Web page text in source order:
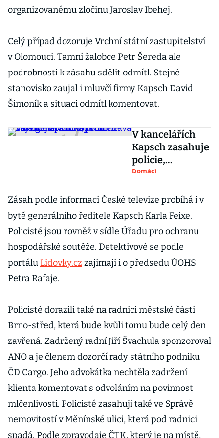
organizovanému zločinu Jaroslav Ibehej.
Celý případ dozoruje Vrchní státní zastupitelství
v Olomouci. Tamní žalobce Petr Šereda ale
podrobnosti k zásahu sdělit odmítl. Stejné
stanovisko zaujal i mluvčí firmy Kapsch David
Šimoník a situaci odmítl komentovat.
V kancelářích
Kapsch zasahuje
policie,
prohledává i byt
ředitele
Domácí
Zásah podle informací České televize probíhá i v
bytě generálního ředitele Kapsch Karla Feixe.
Policisté jsou rovněž v sídle Úřadu pro ochranu
hospodářské soutěže. Detektivové se podle
portálu Lidovky.cz zajímají i o předsedu ÚOHS
Petra Rafaje.
Policisté dorazili také na radnici městské části
Brno-střed, která bude kvůli tomu bude celý den
zavřená. Zadržený radní Jiří Švachula sponzoroval
ANO a je členem dozorčí rady státního podniku
ČD Cargo. Jeho advokátka nechtěla zadržení
klienta komentovat s odvoláním na povinnost
mlčenlivosti. Policisté zasahují také ve Správě
nemovitostí v Měnínské ulici, která pod radnici
spadá. Podle zpravodaje ČTK, který je na místě,